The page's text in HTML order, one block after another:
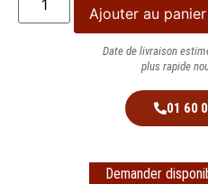
Ajouter au panier
Date de livraison
plus rapide
01 60
Demander